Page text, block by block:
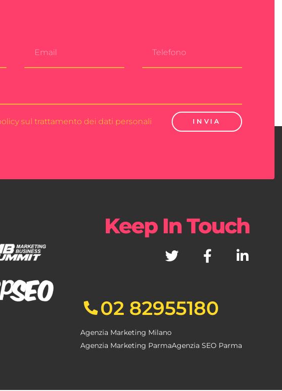
sul trattamento dei dati personali INVIA
Keep In Touch
02 82955180
Agenzia Marketing Milano
Agenzia Marketing ParmaAgenzia SEO Parma